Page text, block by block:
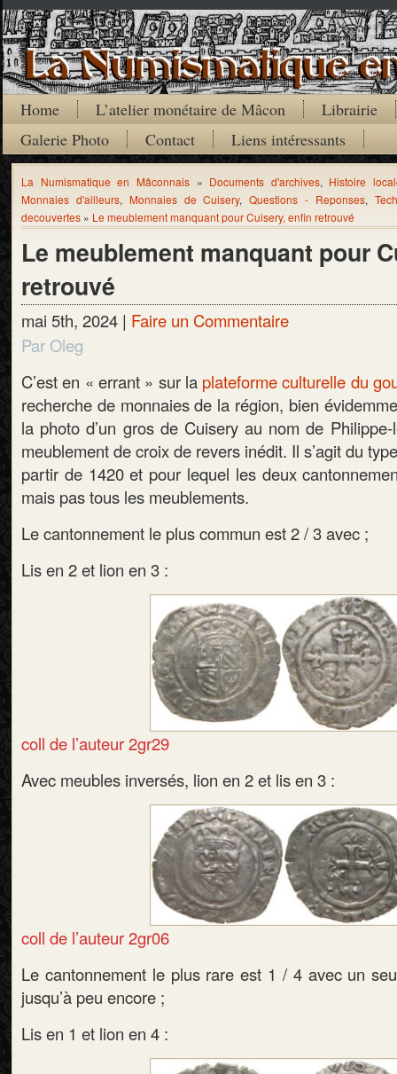
Home L’atelier monétaire de Mâcon
Librairie
Galerie Photo
Contact Liens intéressants
La Numismatique en Mâconnais» Documents d'archives, Histoire
Monnaies d'ailleurs, Monnaies de Cuisery,Questions - Reponses,
decouvertes » Le meublement manquant pour Cuisery, enfin retrouvé
Le meublement manquant pour
retrouvé
mai 5th, 2024 | Faire un Commentaire
Par Oleg
C’est en « errant » sur la plateforme culturelle du
recherche de monnaies de la région, bien
la photo d’un gros de Cuisery au nom de
meublement de croix de revers inédit. Il s’agit du
partir de 1420 et pour lequel les deux
mais pas tous les meublements.
Le cantonnement le plus commun est 2 / 3 avec ;
Lis en 2 et lion en 3 :
coll de l’auteur 2gr29
Avec meubles inversés, lion en 2 et lis en 3 :
coll de l’auteur 2gr06
Le cantonnement le plus rare est 1 / 4 avec un
jusqu’à peu encore ;
Lis en 1 et lion en 4 :